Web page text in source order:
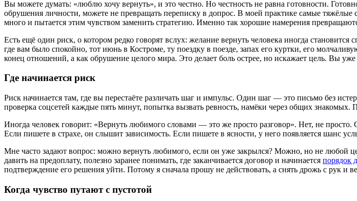
Вы можете думать: «люблю хочу вернуть», и это честно. Но честность не равна готовности.
обрушения личности, можете не превращать переписку в допрос. В моей практике самые
много и пытается этим чувством заменить стратегию. Именно так хорошие намерения
Есть ещё один риск, о котором редко говорят вслух: желание вернуть человека иногда
где вам было спокойно, тот июнь в Костроме, ту поездку в поезде, запах его куртки, его
конец отношений, а как обрушение целого мира. Это делает боль острее, но искажает цель. Вы
Где начинается риск
Риск начинается там, где вы перестаёте различать шаг и импульс. Один шаг — это письмо без
проверка соцсетей каждые пять минут, попытка вызвать ревность, намёки через общих знакомых.
Иногда человек говорит: «Вернуть любимого словами — это же просто разговор». Нет, не
Если пишете в страхе, он слышит зависимость. Если пишете в ясности, у него появляется шанс
Мне часто задают вопрос: можно вернуть любимого, если он уже закрылся? Можно, но не любой
давить на предоплату, полезно заранее понимать, где заканчивается договор и начинается порядок
подтверждение его решения уйти. Потому я сначала прошу не действовать, а снять дрожь с рук и
Когда чувство путают с пустотой